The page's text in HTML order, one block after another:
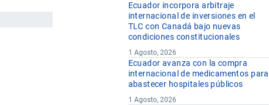
Ecuador incorpora arbitraje
internacional de inversiones en el
TLC con Canadá bajo nuevas
condiciones constitucionales
1 Agosto, 2026
Ecuador avanza con la compra
internacional de medicamentos para
abastecer hospitales públicos
1 Agosto, 2026